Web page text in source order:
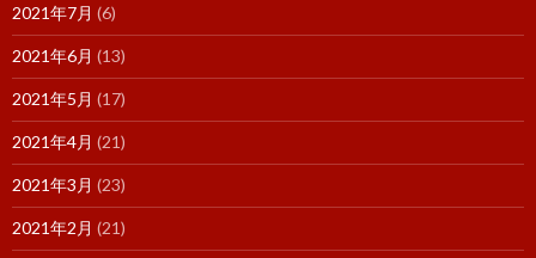
2021年7月 (6)
2021年6月 (13)
2021年5月 (17)
2021年4月 (21)
2021年3月 (23)
2021年2月 (21)